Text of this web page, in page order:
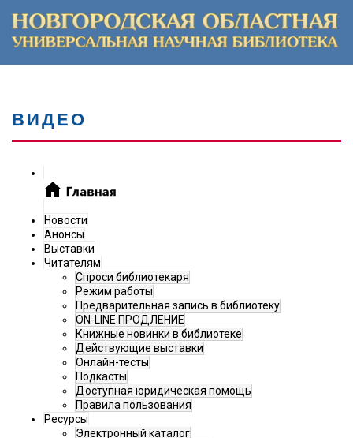
ВИДЕО
Новости
Анонсы
Выставки
Читателям
Спроси библиотекаря
Режим работы
Предварительная запись в библиотеку
ON-LINE ПРОДЛЕНИЕ
Книжные новинки в библиотеке
Действующие выставки
Онлайн-тесты
Подкасты
Доступная юридическая помощь
Правила пользования
Ресурсы
Электронный каталог